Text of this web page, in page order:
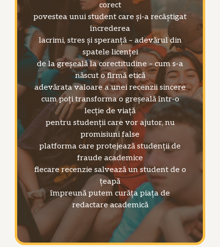
corect
povestea unui student care și-a recâștigat
încrederea
lacrimi, stres și speranță – adevărul din
spatele licenței
de la greșeală la corectitudine – cum s-a
născut o firmă etică
adevărata valoare a unei recenzii sincere
cum poți transforma o greșeală într-o
lecție de viață
pentru studenții care vor ajutor, nu
promisiuni false
platforma care protejează studenții de
fraude academice
fiecare recenzie salvează un student de o
țeapă
împreună putem curăța piața de
redactare academică